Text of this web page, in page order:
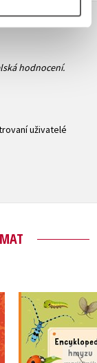
hodnocení.
uživatelé
pro malé
Bohdana